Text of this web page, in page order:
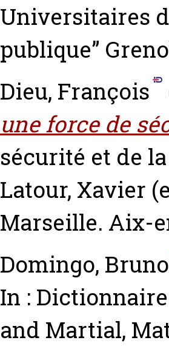
Universitaires
publique”
Dieu, François
une force de
sécurité et de
Latour, Xavier
Marseille. Aix-
Domingo, Bruno
In :
and Martial,